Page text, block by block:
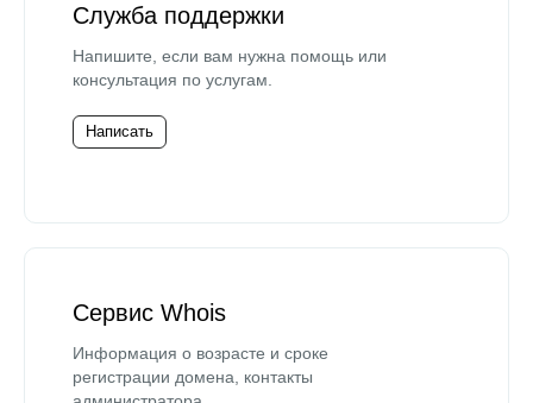
Служба поддержки
Напишите, если вам нужна помощь или
консультация по услугам.
Написать
Сервис Whois
Информация о возрасте и сроке
регистрации домена, контакты